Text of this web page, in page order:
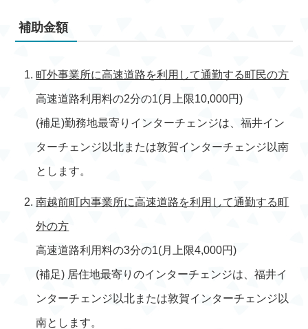
補助金額
町外事業所に高速道路を利用して通勤する町民の方
高速道路利用料の2分の1(月上限10,000円)
(補足)勤務地最寄りインターチェンジは、福井イン
ターチェンジ以北または敦賀インターチェンジ以南
とします。
南越前町内事業所に高速道路を利用して通勤する町
外の方
高速道路利用料の3分の1(月上限4,000円)
(補足) 居住地最寄りのインターチェンジは、福井イ
ンターチェンジ以北または敦賀インターチェンジ以
南とします。